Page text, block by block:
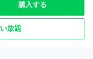
購入する
放題